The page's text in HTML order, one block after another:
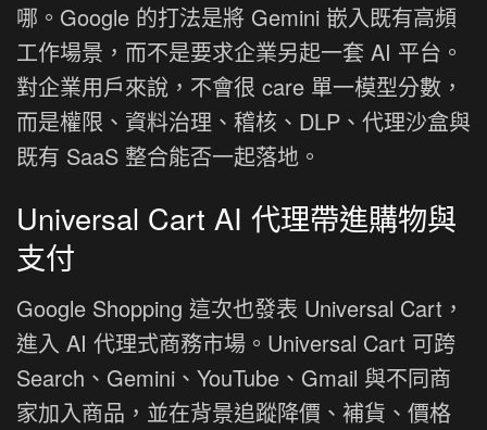
哪。Google 的打法是將 Gemini 嵌入既有高頻
工作場景，而不是要求企業另起一套 AI 平台。
對企業用戶來說，不會很 care 單一模型分數，
而是權限、資料治理、稽核、DLP、代理沙盒與
既有 SaaS 整合能否一起落地。
Universal Cart AI 代理帶進購物與
支付
Google Shopping 這次也發表 Universal Cart，
進入 AI 代理式商務市場。Universal Cart 可跨
Search、Gemini、YouTube、Gmail 與不同商
家加入商品，並在背景追蹤降價、補貨、價格